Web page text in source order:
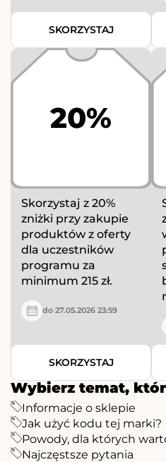
Wybierz temat,
Informacje o sklepie
Jak użyć kodu tej marki?
Powody, dla których
Najczęstsze pytania
SKORZYSTAJ
20%
Skorzystaj z 20%
zniżki przy zakupie
produktów z oferty
dla uczestników
programu za
minimum 215 zł.
do 27.05.2026 23:59
SKORZYSTAJ